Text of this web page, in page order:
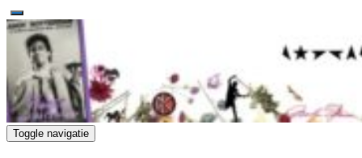
for:
Toggle navigatie